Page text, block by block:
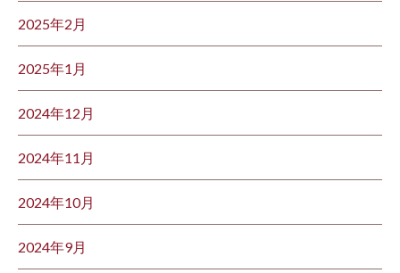
2025年2月
2025年1月
2024年12月
2024年11月
2024年10月
2024年9月